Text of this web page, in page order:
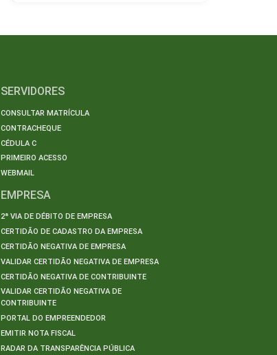
SERVIDORES
CONSULTAR MATRÍCULA
CONTRACHEQUE
CÉDULA C
PRIMEIRO ACESSO
WEBMAIL
EMPRESA
2ª VIA DE DÉBITO DE EMPRESA
CERTIDÃO DE CADASTRO DA EMPRESA
CERTIDÃO NEGATIVA DE EMPRESA
VALIDAR CERTIDÃO NEGATIVA DE EMPRESA
CERTIDÃO NEGATIVA DE CONTRIBUINTE
VALIDAR CERTIDÃO NEGATIVA DE
CONTRIBUINTE
PORTAL DO EMPREENDEDOR
EMITIR NOTA FISCAL
RADAR DA TRANSPARÊNCIA PÚBLICA